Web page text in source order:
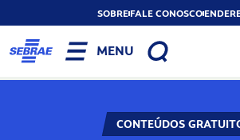
SOBREFALE CONOSCO
MENU
CONTEÚDOS